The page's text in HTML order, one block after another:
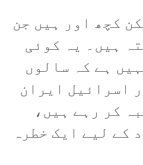
کچھ اور ہیں جن
ہیں۔ یہ کوئی
ہے کہ سالوں
اسرائیل ایران
کر رہے ہیں،
کے لیے ایک خطرہ